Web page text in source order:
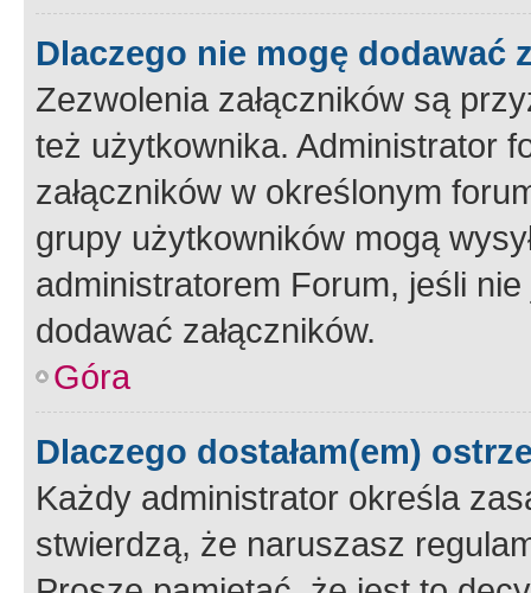
Dlaczego nie mogę dodawać
Zezwolenia załączników są
też użytkownika. Administrator
załączników w określonym
grupy użytkowników mogą
administratorem Forum, jeśli
dodawać załączników.
Góra
Dlaczego dostałam(em)
Każdy administrator określa
stwierdzą, że naruszasz